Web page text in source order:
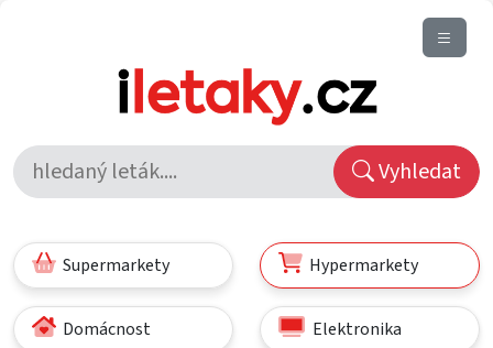
Vyhledat
Supermarkety Hypermarkety
Domácnost Elektronika